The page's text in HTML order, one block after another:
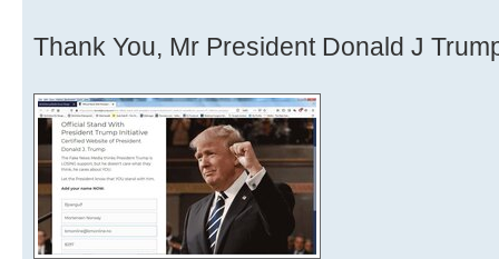
Thank You, Mr President Donald J